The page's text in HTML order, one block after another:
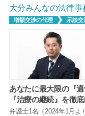
大分みんなの法律事
増額交渉の代理 示談交
あなたに最大限の『
『治療の継続』を徹
弁護士1名（2024年1月よ